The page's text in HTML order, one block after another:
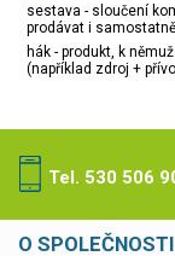
sestava - sloučení
prodávat i
hák - produkt, k
(například zdroj +
Tel. 530 506
O SPOLEČNOSTI